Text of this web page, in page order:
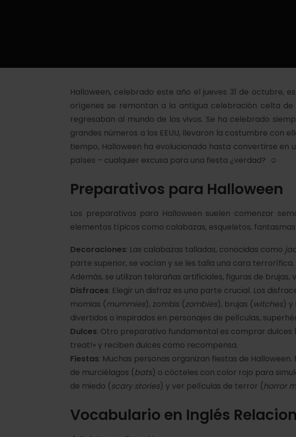
Halloween, celebrado este año el jueves 31 de octubre,
orígenes se remontan a la antigua celebración celta de
regresaban al mundo de los vivos. Se ha celebrado
grandes números a los EEUU, llevaron la costumbre con
tiempo, Halloween ha evolucionado hasta convertirse en
países – cualquier excusa para una fiesta ¿verdad? ☺
Preparativos para Halloween
Los preparativos para Halloween suelen comenzar
elementos típicos como calabazas, esqueletos,
Decoraciones: Las calabazas talladas, conocidas como
parte superior, se vacían y se les talla una cara
Además, se utilizan telarañas artificiales, figuras de
Disfraces: Elegir un disfraz es una parte crucial. Los
momias (mummies), zombis (zombies), brujas (witches) y
divertidos o inspirados en personajes de películas,
Dulces: Otro preparativo fundamental es comprar dulces
treat!» y reciben dulces como recompensa.
Fiestas: Muchas personas organizan fiestas de
de murciélagos (bats) o cócteles con color rojo para
de miedo (scary stories) y ver películas de terror (horror
Vocabulario en Inglés